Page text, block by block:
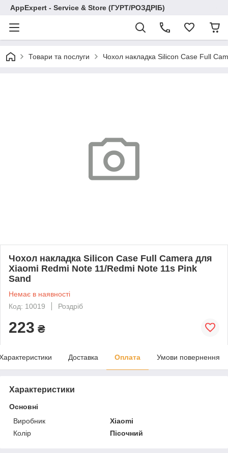
AppExpert - Service & Store (ГУРТ/РОЗДРІБ)
Товари та послуги Чохол накладка Silicon Case Full
Чохол накладка Silicon Case Full Camera для
Xiaomi Redmi Note 11/Redmi Note 11s Pink
Sand
Немає в наявності
Код: 10019
Роздріб
223 ₴
Доставка Оплата Умови повернення
Характеристики
Основні
Виробник
Xiaomi
Колір
Пісочний